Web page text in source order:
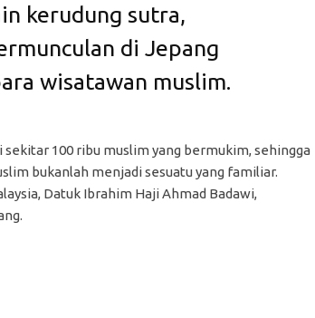
kerudung sutra,
di Jepang
wisatawan muslim.
100 ribu muslim yang bermukim, sehingga
bukanlah menjadi sesuatu yang familiar.
Datuk Ibrahim Haji Ahmad Badawi,